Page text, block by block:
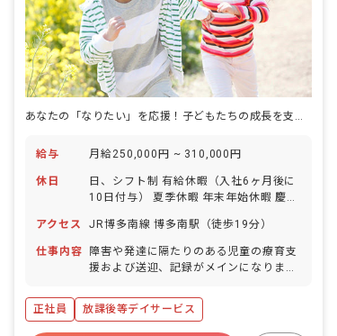
あなたの「なりたい」を応援！子どもたちの成長を支え、自分らしく輝ける場所がここにあります。
給与 月給250,000円 ~ 310,000円
休日
日、シフト制 有給休暇（入社6ヶ月後に
10日付与） 夏季休暇 年末年始休暇 慶弔
護・看護休暇 ※年間休日125日
アクセス JR博多南線 博多南駅（徒歩19分）
仕事内容
障害や発達に隔たりのある児童の療育支
援および送迎、記録がメインになりま
動の支援 ・身辺のお世話、送迎等
正社員 放課後等デイサービス